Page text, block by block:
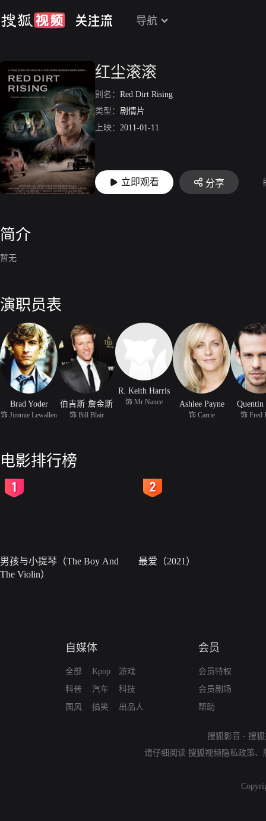
导航
红尘滚滚
别名： Red Dirt Rising
类型： 剧情片
上映： 2011-01-11
立即观看 分享
简介
暂无
演职员表
Brad Yoder
饰 Jimmie Lewallen
伯吉斯·詹金斯
饰 Bill Blair
R. Keith Harris
饰 Mr Nance Ashlee Payne
饰 Carrie 饰 Fred
电影排行榜
男孩与小提琴（The Boy And
The Violin）
最爱（2021）
自媒体
全部
科普
国风
Kpop
汽车
搞笑
游戏
科技
出品人
会员
会员特权
会员剧场
帮助
搜狐影音 - 搜
请仔细阅读 搜狐视频隐私政策、